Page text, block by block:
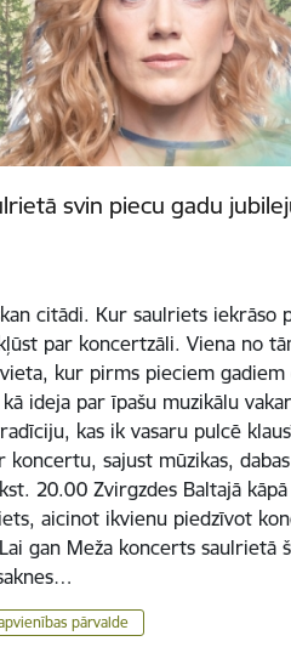
svin piecu gadu
citādi. Kur saulriets iekrāso
par koncertzāli. Viena no
kur pirms pieciem
kā ideja par īpašu muzikālu
kas ik vasaru pulcē
koncertu, sajust mūzikas,
20.00 Zvirgzdes Baltajā
aicinot ikvienu piedzīvot
gan Meža koncerts saulrietā
pārvalde